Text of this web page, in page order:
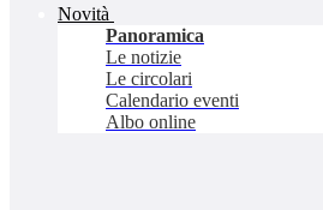
Novità
Panoramica
Le notizie
Le circolari
Calendario eventi
Albo online